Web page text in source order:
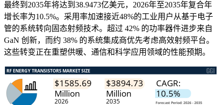
最终到2035年将达到38.9473亿美元，2026年至2035年复合年
增长率为10.5%。采用率加速接近48%的工业用户从基于电子
管的系统转向固态射频技术。超过 42% 的功率器件进步来自
GaN 创新，而约 38% 的系统集成商优先考虑高效射频平台。
这些转变正在重塑供暖、通信和科学应用领域的性能预期。